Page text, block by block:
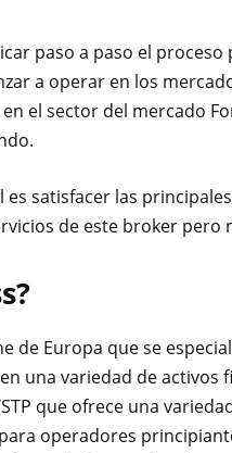
paso a paso el
a operar en los
el sector del mercado
satisfacer las
de este broker pero
de Europa que se
una variedad de
que ofrece una
operadores